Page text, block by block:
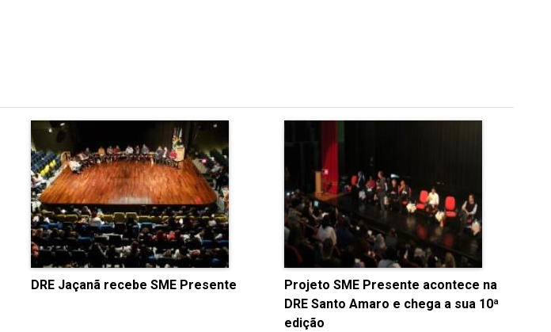
DRE Jaçanã recebe SME Presente
Projeto SME Presente acontece na
DRE Santo Amaro e chega a sua 10ª
edição